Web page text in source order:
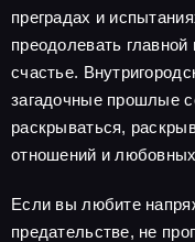
преградах и
преодолевать
счастье.
загадочные прошлые
раскрываться,
отношений и
Если вы любите
предательстве, не